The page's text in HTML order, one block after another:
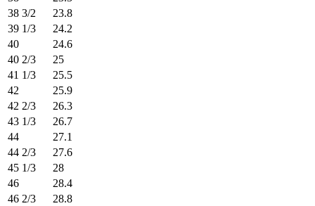
38 3/2
23.8
39 1/3
24.2
40
24.6
40 2/3
25
41 1/3
25.5
42
25.9
42 2/3
26.3
43 1/3
26.7
44
27.1
44 2/3
27.6
45 1/3
28
46
28.4
46 2/3
28.8